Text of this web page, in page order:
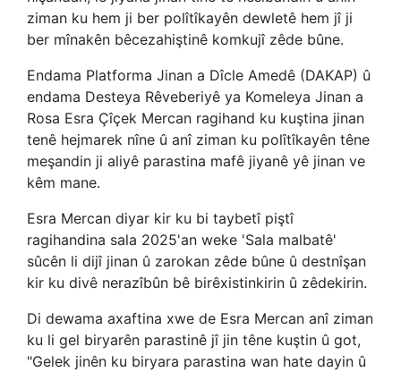
ziman ku hem ji ber polîtîkayên dewletê hem jî ji
ber mînakên bêcezahiştinê komkujî zêde bûne.
Endama Platforma Jinan a Dîcle Amedê (DAKAP) û
endama Desteya Rêveberiyê ya Komeleya Jinan a
Rosa Esra Çîçek Mercan ragihand ku kuştina jinan
tenê hejmarek nîne û anî ziman ku polîtîkayên têne
meşandin ji aliyê parastina mafê jiyanê yê jinan ve
kêm mane.
Esra Mercan diyar kir ku bi taybetî piştî
ragihandina sala 2025'an weke 'Sala malbatê'
sûcên li dijî jinan û zarokan zêde bûne û destnîşan
kir ku divê nerazîbûn bê birêxistinkirin û zêdekirin.
Di dewama axaftina xwe de Esra Mercan anî ziman
ku li gel biryarên parastinê jî jin têne kuştin û got,
"Gelek jinên ku biryara parastina wan hate dayin û